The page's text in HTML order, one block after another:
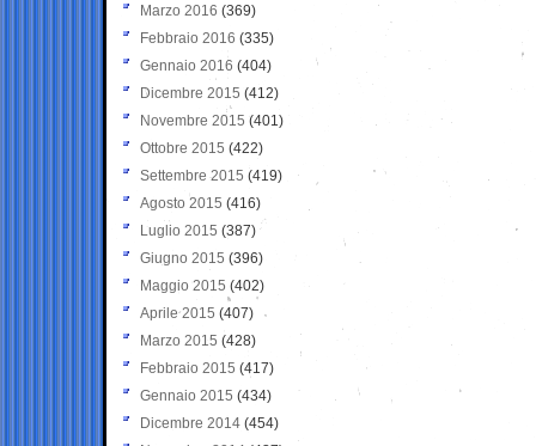
Marzo 2016 (369)
Febbraio 2016 (335)
Gennaio 2016 (404)
Dicembre 2015 (412)
Novembre 2015 (401)
Ottobre 2015 (422)
Settembre 2015 (419)
Agosto 2015 (416)
Luglio 2015 (387)
Giugno 2015 (396)
Maggio 2015 (402)
Aprile 2015 (407)
Marzo 2015 (428)
Febbraio 2015 (417)
Gennaio 2015 (434)
Dicembre 2014 (454)